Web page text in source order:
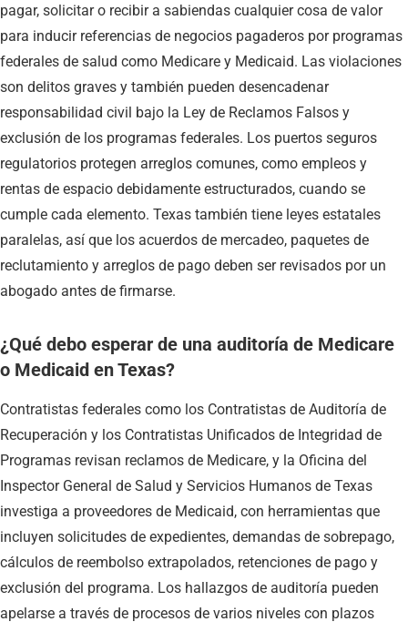
pagar, solicitar o recibir a sabiendas cualquier cosa de valor
para inducir referencias de negocios pagaderos por programas
federales de salud como Medicare y Medicaid. Las violaciones
son delitos graves y también pueden desencadenar
responsabilidad civil bajo la Ley de Reclamos Falsos y
exclusión de los programas federales. Los puertos seguros
regulatorios protegen arreglos comunes, como empleos y
rentas de espacio debidamente estructurados, cuando se
cumple cada elemento. Texas también tiene leyes estatales
paralelas, así que los acuerdos de mercadeo, paquetes de
reclutamiento y arreglos de pago deben ser revisados por un
abogado antes de firmarse.
¿Qué debo esperar de una auditoría de Medicare
o Medicaid en Texas?
Contratistas federales como los Contratistas de Auditoría de
Recuperación y los Contratistas Unificados de Integridad de
Programas revisan reclamos de Medicare, y la Oficina del
Inspector General de Salud y Servicios Humanos de Texas
investiga a proveedores de Medicaid, con herramientas que
incluyen solicitudes de expedientes, demandas de sobrepago,
cálculos de reembolso extrapolados, retenciones de pago y
exclusión del programa. Los hallazgos de auditoría pueden
apelarse a través de procesos de varios niveles con plazos